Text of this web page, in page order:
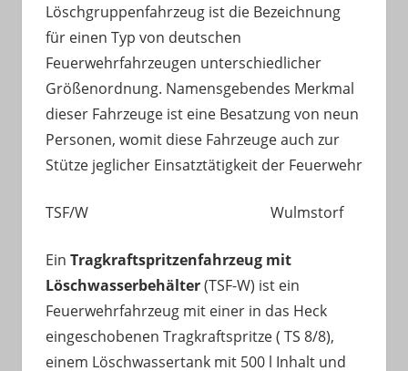
Löschgruppenfahrzeug ist die Bezeichnung
für einen Typ von deutschen
Feuerwehrfahrzeugen unterschiedlicher
Größenordnung. Namensgebendes Merkmal
dieser Fahrzeuge ist eine Besatzung von neun
Personen, womit diese Fahrzeuge auch zur
Stütze jeglicher Einsatztätigkeit der Feuerwehr
TSF/W Wulmstorf
Ein Tragkraftspritzenfahrzeug mit
Löschwasserbehälter(TSF-W) ist ein
Feuerwehrfahrzeug mit einer in das Heck
eingeschobenen Tragkraftspritze ( TS 8/8),
einem Löschwassertank mit 500 l Inhalt und